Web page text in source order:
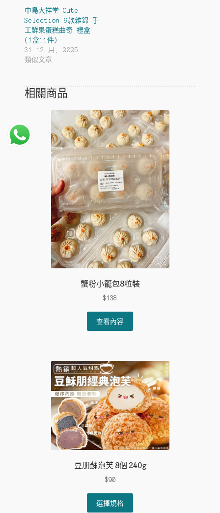
中島大祥堂 Cute
Selection 9款雜錦 手
工鮮果蛋糕曲奇 禮盒
(1盒11件)
31 12 月, 2025
類似文章
相關商品
蟹粉小籠包8粒裝
$138
查看內容
豆朋蘇泡芙 8個 240g
$90
選擇規格